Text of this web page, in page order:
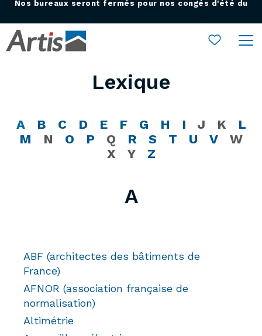
Ouvrir le menu
Lexique
A B C D E F G H I J K
L
M
N O P Q R S T U V
W
X
Y Z
ABF (architectes des bâtiments de
France)
AFNOR (association française de
normalisation)
Altimétrie